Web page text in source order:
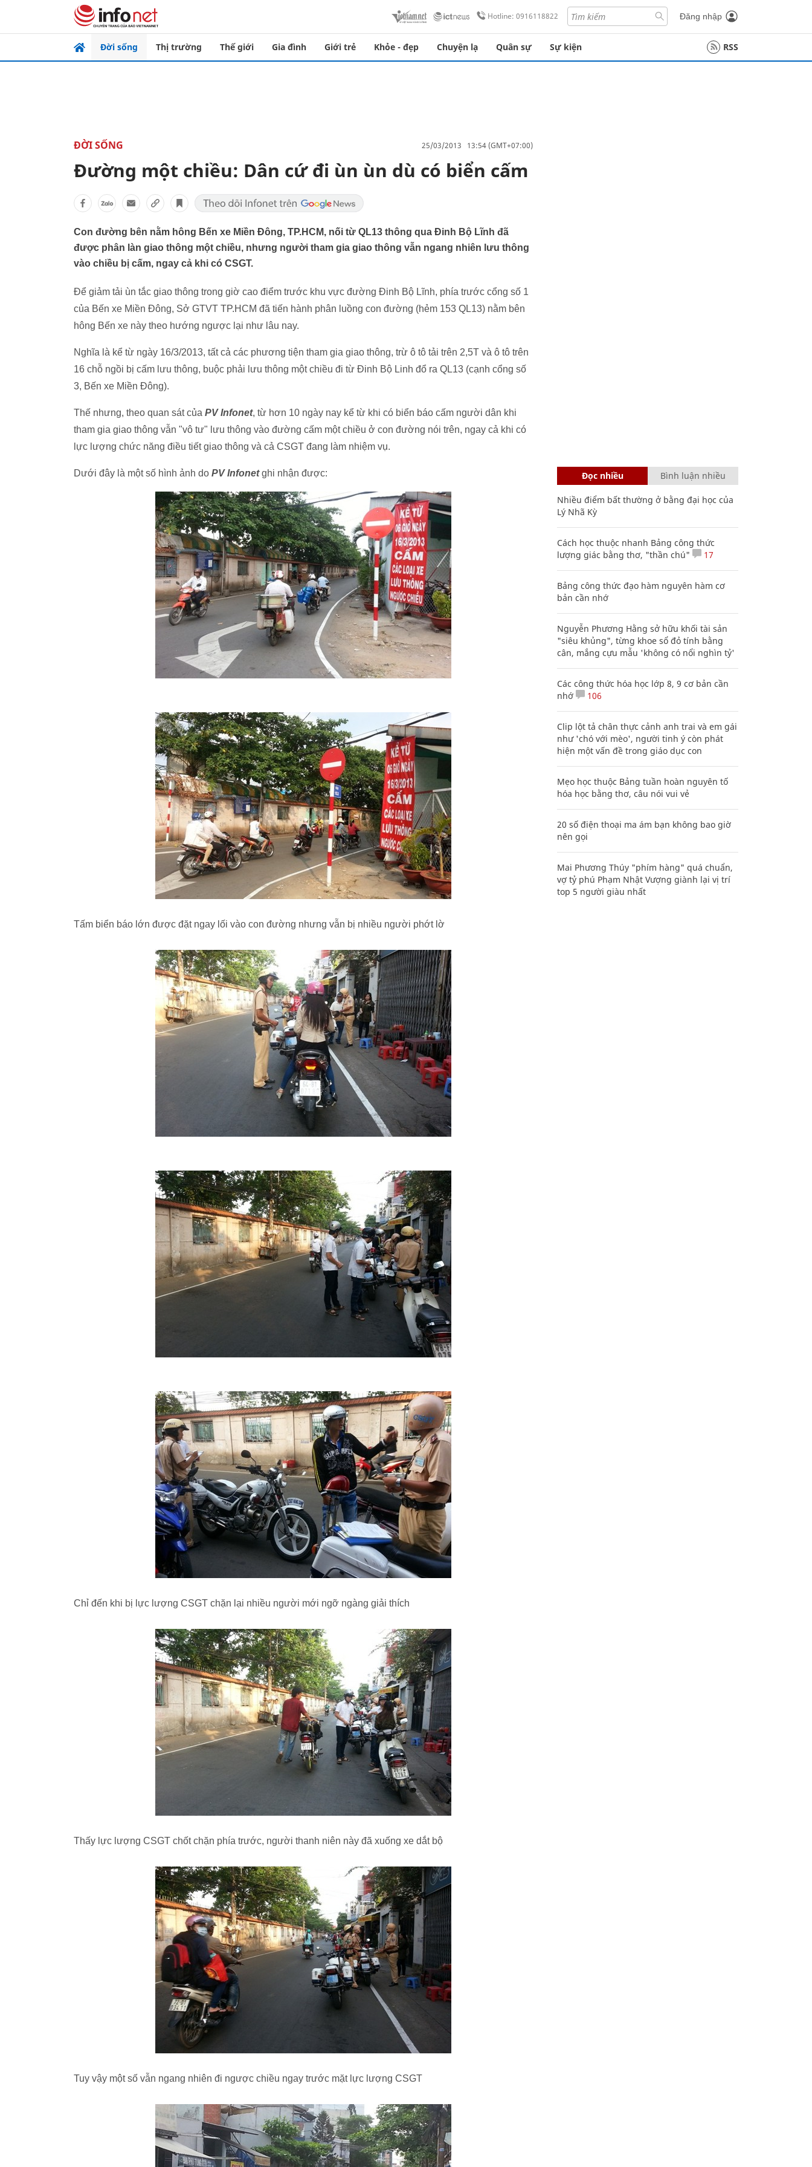
Hotline: 0916118822 Đăng nhập
Đời sống Thị trường Thế giới Gia đình Giới trẻ Khỏe - đẹp Chuyện lạ Quân sự Sự kiện RSS
ĐỜI SỐNG 25/03/2013 13:54 (GMT+07:00)
Đường một chiều: Dân cứ đi ùn ùn dù có biển cấm
Con đường bên nằm hông Bến xe Miền Đông, TP.HCM, nối từ QL13 thông qua Đinh Bộ Lĩnh đã
được phân làn giao thông một chiều, nhưng người tham gia giao thông vẫn ngang nhiên lưu thông
vào chiều bị cấm, ngay cả khi có CSGT.
Để giảm tải ùn tắc giao thông trong giờ cao điểm trước khu vực đường Đinh Bộ Lĩnh, phía trước cổng số 1
của Bến xe Miền Đông, Sở GTVT TP.HCM đã tiến hành phân luồng con đường (hẻm 153 QL13) nằm bên
hông Bến xe này theo hướng ngược lại như lâu nay.
Nghĩa là kể từ ngày 16/3/2013, tất cả các phương tiện tham gia giao thông, trừ ô tô tải trên 2,5T và ô tô trên
16 chỗ ngồi bị cấm lưu thông, buộc phải lưu thông một chiều đi từ Đinh Bộ Linh đổ ra QL13 (cạnh cổng số
3, Bến xe Miền Đông).
Thế nhưng, theo quan sát của PV Infonet, từ hơn 10 ngày nay kể từ khi có biển báo cấm người dân khi
tham gia giao thông vẫn "vô tư" lưu thông vào đường cấm một chiều ở con đường nói trên, ngay cả khi có
lực lượng chức năng điều tiết giao thông và cả CSGT đang làm nhiệm vụ.
Dưới đây là một số hình ảnh do PV Infonetghi nhận được:
Tấm biển báo lớn được đặt ngay lối vào con đường nhưng vẫn bị nhiều người phớt lờ
Chỉ đến khi bị lực lượng CSGT chặn lại nhiều người mới ngỡ ngàng giải thích
Thấy lực lượng CSGT chốt chặn phía trước, người thanh niên này đã xuống xe dắt bộ
Tuy vậy một số vẫn ngang nhiên đi ngược chiều ngay trước mặt lực lượng CSGT
Đọc nhiều Bình luận nhiều
Nhiều điểm bất thường ở bằng đại học của
Lý Nhã Kỳ
Cách học thuộc nhanh Bảng công thức
lượng giác bằng thơ, "thần chú"
17
Bảng công thức đạo hàm nguyên hàm cơ
bản cần nhớ
Nguyễn Phương Hằng sở hữu khối tài sản
"siêu khủng", từng khoe sổ đỏ tính bằng
cân, mắng cựu mẫu 'không có nổi nghìn tỷ'
Các công thức hóa học lớp 8, 9 cơ bản cần
nhớ
106
Clip lột tả chân thực cảnh anh trai và em gái
như 'chó với mèo', người tinh ý còn phát
hiện một vấn đề trong giáo dục con
Mẹo học thuộc Bảng tuần hoàn nguyên tố
hóa học bằng thơ, câu nói vui vẻ
20 số điện thoại ma ám bạn không bao giờ
nên gọi
Mai Phương Thúy "phím hàng" quá chuẩn,
vợ tỷ phú Phạm Nhật Vượng giành lại vị trí
top 5 người giàu nhất